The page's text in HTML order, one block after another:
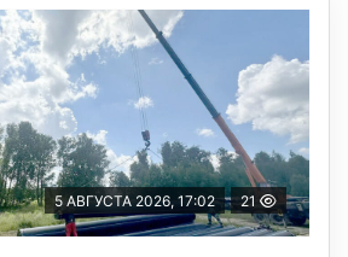
5 АВГУСТА 2026, 17:02 21